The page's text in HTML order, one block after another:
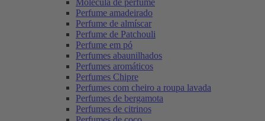
Molécula de perfume
Perfume amadeirado
Perfume de almíscar
Perfume de Patchouli
Perfume em pó
Perfumes abaunilhados
Perfumes aromáticos
Perfumes Chipre
Perfumes com cheiro a roupa lavada
Perfumes de bergamota
Perfumes de citrinos